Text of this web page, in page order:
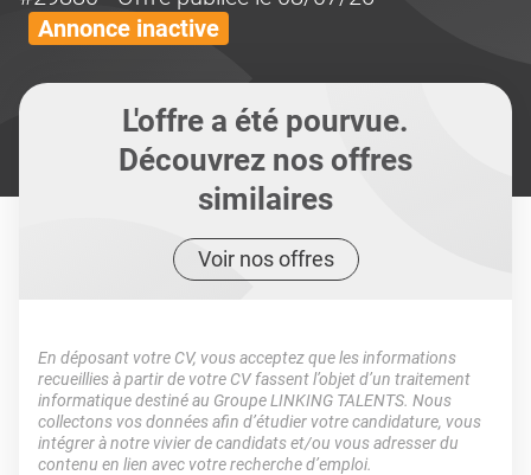
Annonce inactive
L'offre a été pourvue.
Découvrez nos offres
similaires
Voir nos offres
En déposant votre CV, vous acceptez que les informations
recueillies à partir de votre CV fassent l’objet d’un traitement
informatique destiné au Groupe LINKING TALENTS. Nous
collectons vos données afin d’étudier votre candidature, vous
intégrer à notre vivier de candidats et/ou vous adresser du
contenu en lien avec votre recherche d’emploi.